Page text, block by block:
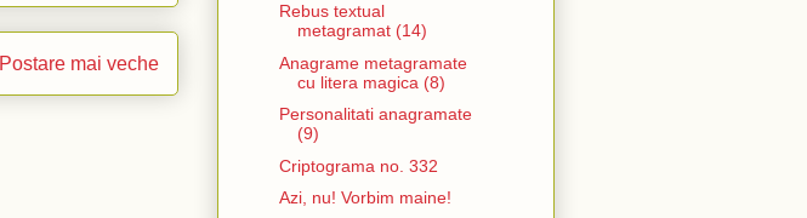
Postare mai veche
Rebus textual
metagramat (14)
Anagrame metagramate
cu litera magica (8)
Personalitati anagramate
(9)
Criptograma no. 332
Azi, nu! Vorbim maine!